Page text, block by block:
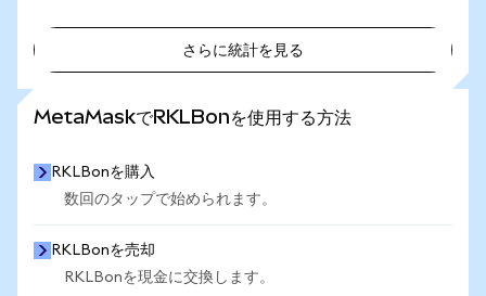
さらに統計を見る
MetaMaskでRKLBonを使用する方法
RKLBonを購入
数回のタップで始められます。
RKLBonを売却
RKLBonを現金に交換します。